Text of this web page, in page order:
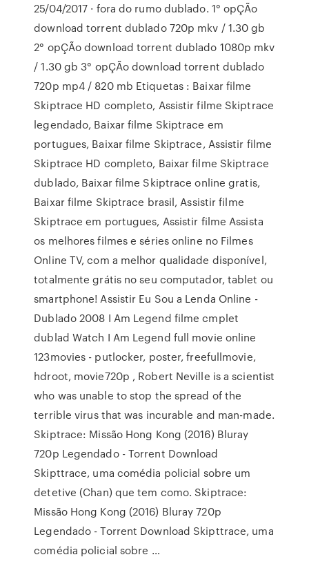
25/04/2017 · fora do rumo dublado. 1° opÇÃo
download torrent dublado 720p mkv / 1.30 gb
2° opÇÃo download torrent dublado 1080p mkv
/ 1.30 gb 3° opÇÃo download torrent dublado
720p mp4 / 820 mb Etiquetas : Baixar filme
Skiptrace HD completo, Assistir filme Skiptrace
legendado, Baixar filme Skiptrace em
portugues, Baixar filme Skiptrace, Assistir filme
Skiptrace HD completo, Baixar filme Skiptrace
dublado, Baixar filme Skiptrace online gratis,
Baixar filme Skiptrace brasil, Assistir filme
Skiptrace em portugues, Assistir filme Assista
os melhores filmes e séries online no Filmes
Online TV, com a melhor qualidade disponível,
totalmente grátis no seu computador, tablet ou
smartphone! Assistir Eu Sou a Lenda Online -
Dublado 2008 I Am Legend filme cmplet
dublad Watch I Am Legend full movie online
123movies - putlocker, poster, freefullmovie,
hdroot, movie720p , Robert Neville is a scientist
who was unable to stop the spread of the
terrible virus that was incurable and man-made.
Skiptrace: Missão Hong Kong (2016) Bluray
720p Legendado - Torrent Download
Skipttrace, uma comédia policial sobre um
detetive (Chan) que tem como. Skiptrace:
Missão Hong Kong (2016) Bluray 720p
Legendado - Torrent Download Skipttrace, uma
comédia policial sobre …